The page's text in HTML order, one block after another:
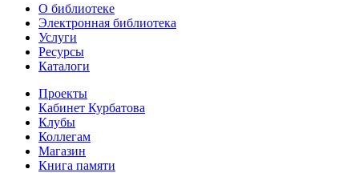
О библиотеке
Электронная библиотека
Услуги
Ресурсы
Каталоги
Проекты
Кабинет Курбатова
Клубы
Коллегам
Магазин
Книга памяти